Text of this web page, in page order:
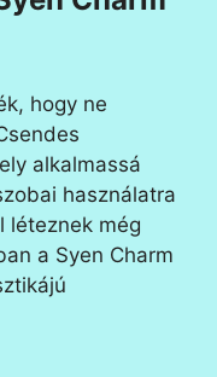
hogy ne
alkalmassá
használatra
léteznek még
a Syen Charm